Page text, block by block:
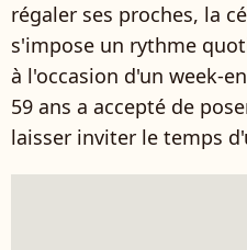
régaler ses proches, la
s'impose un rythme
à l'occasion d'un week-
59 ans a accepté de
laisser inviter le temps